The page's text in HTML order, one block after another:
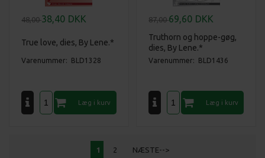
48,0038,40 DKK
True love, dies, By Lene.*
Varenummer: BLD1328
87,0069,60 DKK
Truthorn og hoppe-gøg,
dies, By Lene.*
Varenummer: BLD1436
1 2 NÆSTE-->